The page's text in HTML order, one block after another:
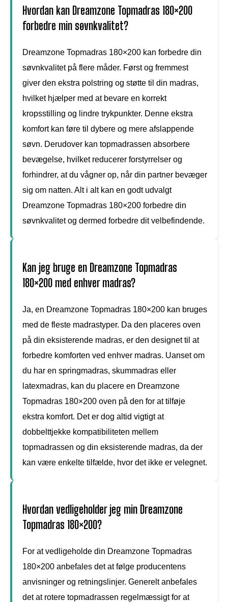
Hvordan kan Dreamzone Topmadras 180×200
forbedre min søvnkvalitet?
Dreamzone Topmadras 180×200 kan forbedre din
søvnkvalitet på flere måder. Først og fremmest
giver den ekstra polstring og støtte til din madras,
hvilket hjælper med at bevare en korrekt
kropsstilling og lindre trykpunkter. Denne ekstra
komfort kan føre til dybere og mere afslappende
søvn. Derudover kan topmadrassen absorbere
bevægelse, hvilket reducerer forstyrrelser og
forhindrer, at du vågner op, når din partner bevæger
sig om natten. Alt i alt kan en godt udvalgt
Dreamzone Topmadras 180×200 forbedre din
søvnkvalitet og dermed forbedre dit velbefindende.
Kan jeg bruge en Dreamzone Topmadras
180×200 med enhver madras?
Ja, en Dreamzone Topmadras 180×200 kan bruges
med de fleste madrastyper. Da den placeres oven
på din eksisterende madras, er den designet til at
forbedre komforten ved enhver madras. Uanset om
du har en springmadras, skummadras eller
latexmadras, kan du placere en Dreamzone
Topmadras 180×200 oven på den for at tilføje
ekstra komfort. Det er dog altid vigtigt at
dobbelttjekke kompatibiliteten mellem
topmadrassen og din eksisterende madras, da der
kan være enkelte tilfælde, hvor det ikke er velegnet.
Hvordan vedligeholder jeg min Dreamzone
Topmadras 180×200?
For at vedligeholde din Dreamzone Topmadras
180×200 anbefales det at følge producentens
anvisninger og retningslinjer. Generelt anbefales
det at rotere topmadrassen regelmæssigt for at